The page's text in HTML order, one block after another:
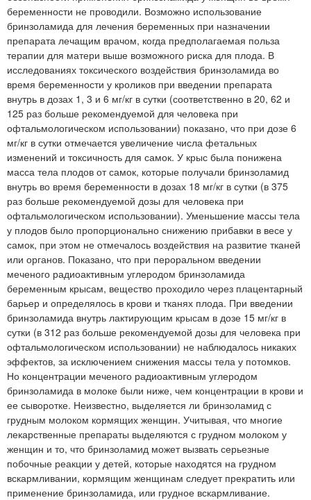
беременности не проводили. Возможно использование
бринзоламида для лечения беременных при назначении
препарата лечащим врачом, когда предполагаемая польза
терапии для матери выше возможного риска для плода. В
исследованиях токсического воздействия бринзоламида во
время беременности у кроликов при введении препарата
внутрь в дозах 1, 3 и 6 мг/кг в сутки (соответственно в 20, 62 и
125 раз больше рекомендуемой для человека при
офтальмологическом использовании) показано, что при дозе 6
мг/кг в сутки отмечается увеличение числа фетальных
изменений и токсичность для самок. У крыс была понижена
масса тела плодов от самок, которые получали бринзоламид
внутрь во время беременности в дозах 18 мг/кг в сутки (в 375
раз больше рекомендуемой дозы для человека при
офтальмологическом использовании). Уменьшение массы тела
у плодов было пропорционально снижению прибавки в весе у
самок, при этом не отмечалось воздействия на развитие тканей
или органов. Показано, что при пероральном введении
меченого радиоактивным углеродом бринзоламида
беременным крысам, вещество проходило через плацентарный
барьер и определялось в крови и тканях плода. При введении
бринзоламида внутрь лактирующим крысам в дозе 15 мг/кг в
сутки (в 312 раз больше рекомендуемой дозы для человека при
офтальмологическом использовании) не наблюдалось никаких
эффектов, за исключением снижения массы тела у потомков.
Но концентрации меченого радиоактивным углеродом
бринзоламида в молоке были ниже, чем концентрации в крови и
ее сыворотке. Неизвестно, выделяется ли бринзоламид с
грудным молоком кормящих женщин. Учитывая, что многие
лекарственные препараты выделяются с грудном молоком у
женщин и то, что бринзоламид может вызвать серьезные
побочные реакции у детей, которые находятся на грудном
вскармливании, кормящим женщинам следует прекратить или
применение бринзоламида, или грудное вскармливание.